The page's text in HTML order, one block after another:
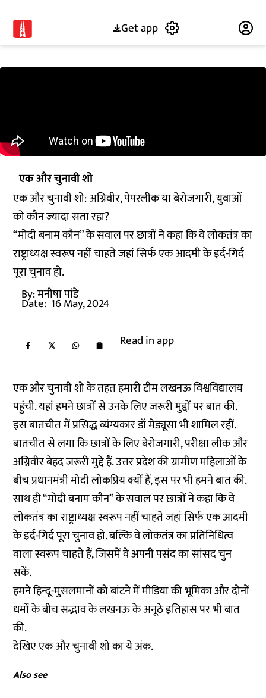
Get app
एक और चुनावी शो
एक और चुनावी शो: अग्निवीर, पेपरलीक या बेरोजगारी, युवाओं
को कौन ज्यादा सता रहा?
“मोदी बनाम कौन” के सवाल पर छात्रों ने कहा कि वे लोकतंत्र का
राष्ट्राध्यक्ष स्वरूप नहीं चाहते जहां सिर्फ एक आदमी के इर्द-गिर्द
पूरा चुनाव हो.
By:मनीषा पांडे
Date: 16 May, 2024
Read in app
एक और चुनावी शो के तहत हमारी टीम लखनऊ विश्वविद्यालय
पहुंची. यहां हमने छात्रों से उनके लिए जरूरी मुद्दों पर बात की.
इस बातचीत में प्रसिद्ध व्यंग्यकार डॉ मेड्यूसा भी शामिल रहीं.
बातचीत से लगा कि छात्रों के लिए बेरोजगारी, परीक्षा लीक और
अग्निवीर बेहद जरूरी मुद्दे हैं. उत्तर प्रदेश की ग्रामीण महिलाओं के
बीच प्रधानमंत्री मोदी लोकप्रिय क्यों हैं, इस पर भी हमने बात की.
साथ ही “मोदी बनाम कौन” के सवाल पर छात्रों ने कहा कि वे
लोकतंत्र का राष्ट्राध्यक्ष स्वरूप नहीं चाहते जहां सिर्फ एक आदमी
के इर्द-गिर्द पूरा चुनाव हो. बल्कि वे लोकतंत्र का प्रतिनिधित्व
वाला स्वरूप चाहते हैं, जिसमें वे अपनी पसंद का सांसद चुन
सकें.
हमने हिन्दू-मुसलमानों को बांटने में मीडिया की भूमिका और दोनों
धर्मों के बीच सद्भाव के लखनऊ के अनूठे इतिहास पर भी बात
की.
देखिए एक और चुनावी शो का ये अंक.
Also see